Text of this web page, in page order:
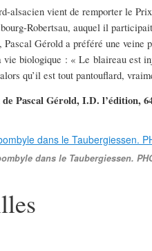
alsacien vient de remporter le
Robertsau, auquel il
Gérold a préféré une veine
vie biologique : « Le blaireau est
qu’il est tout pantouflard,
Pascal Gérold, I.D. l’édition,
dans le Taubergiessen.